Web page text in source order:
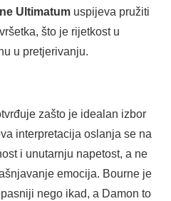
Ultimatum uspijeva pružiti
što je rijetkost u
u pretjerivanju.
zašto je idealan izbor
interpretacija oslanja se na
i unutarnju napetost, a ne
emocija. Bourne je
nego ikad, a Damon to